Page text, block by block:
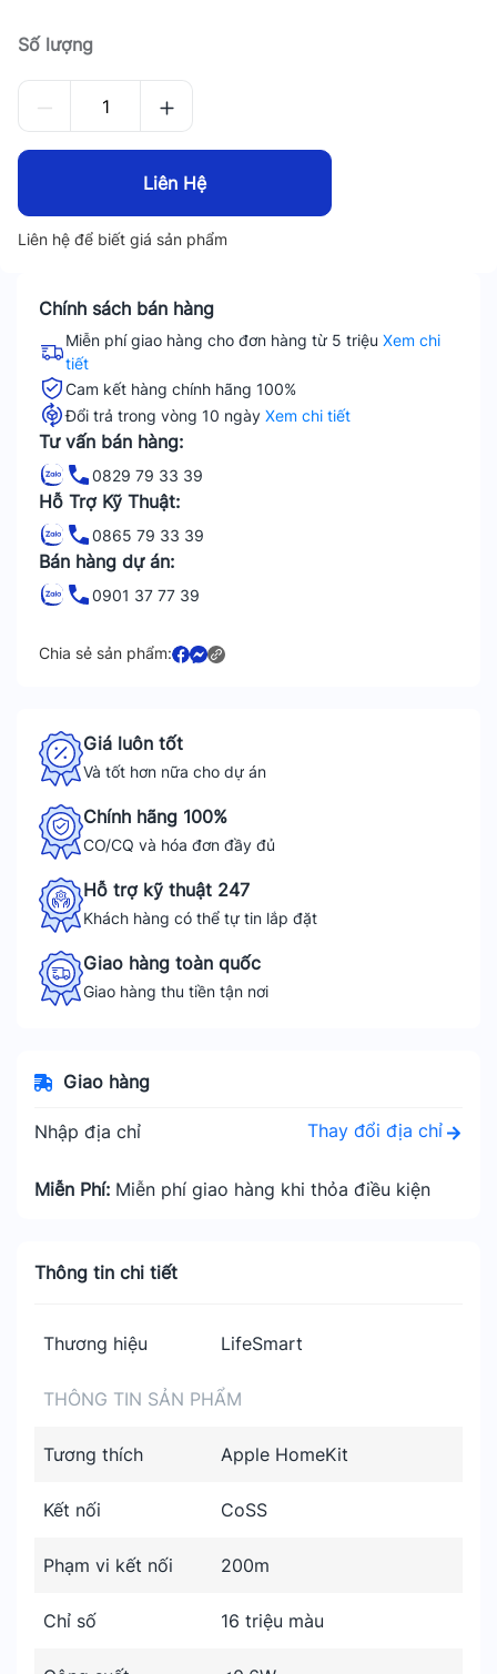
Số lượng
Liên Hệ
Liên hệ để biết giá sản phẩm
Chính sách bán hàng
Miễn phí giao hàng cho đơn hàng từ 5 triệu Xem chi
tiết
Cam kết hàng chính hãng 100%
Đổi trả trong vòng 10 ngày Xem chi tiết
Tư vấn bán hàng:
0829 79 33 39
Hỗ Trợ Kỹ Thuật:
0865 79 33 39
Bán hàng dự án:
0901 37 77 39
Chia sẻ sản phẩm:
Giá luôn tốt
Và tốt hơn nữa cho dự án
Chính hãng 100%
CO/CQ và hóa đơn đầy đủ
Hỗ trợ kỹ thuật 247
Khách hàng có thể tự tin lắp đặt
Giao hàng toàn quốc
Giao hàng thu tiền tận nơi
Giao hàng
Nhập địa chỉ Thay đổi địa chỉ
Miễn Phí: Miễn phí giao hàng khi thỏa điều kiện
Thông tin chi tiết
Thương hiệu LifeSmart
THÔNG TIN SẢN PHẨM
Tương thích Apple HomeKit
Kết nối CoSS
Phạm vi kết nối 200m
Chỉ số 16 triệu màu